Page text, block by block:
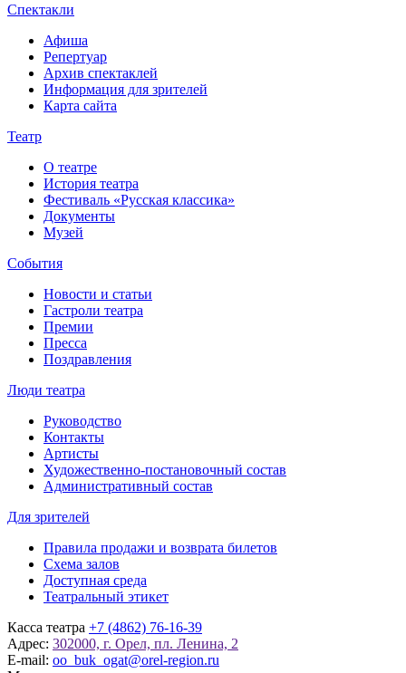
Спектакли
Афиша
Репертуар
Архив спектаклей
Информация для зрителей
Карта сайта
Театр
О театре
История театра
Фестиваль «Русская классика»
Документы
Музей
События
Новости и статьи
Гастроли театра
Премии
Пресса
Поздравления
Люди театра
Руководство
Контакты
Артисты
Художественно-постановочный состав
Административный состав
Для зрителей
Правила продажи и возврата билетов
Схема залов
Доступная среда
Театральный этикет
Касса театра +7 (4862) 76-16-39
Адрес: 302000, г. Орел, пл. Ленина, 2
E-mail: oo_buk_ogat@orel-region.ru